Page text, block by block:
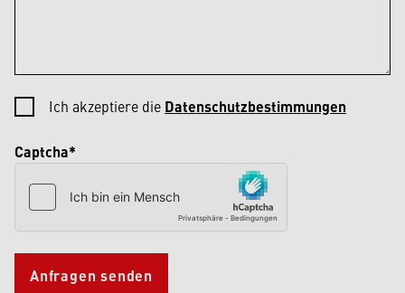
Ich akzeptiere die Datenschutzbestimmungen
Captcha*
Anfragen senden